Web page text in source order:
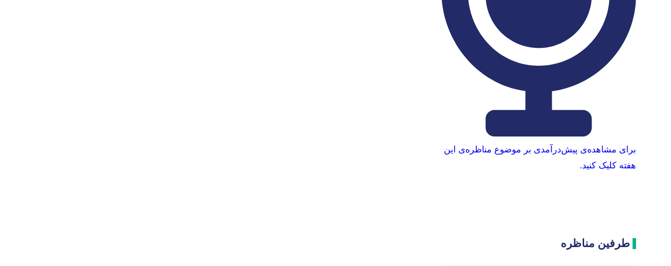
برای مشاهده‌ی پیش‌درآمدی بر موضوع مناظره‌ی این
هفته کلیک کنید.
طرفین مناظره